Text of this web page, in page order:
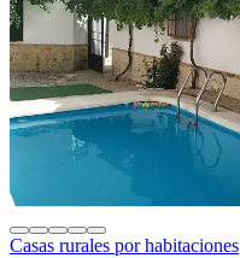
Casas rurales por habitaciones